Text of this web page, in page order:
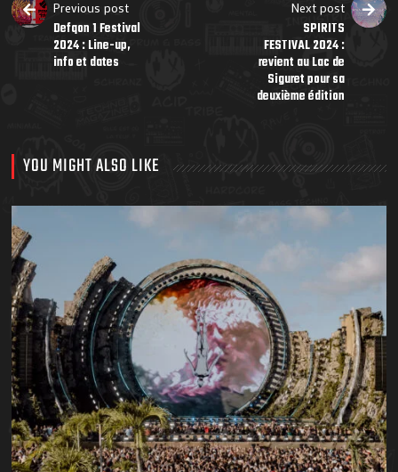
Previous post
Defqon 1 Festival
2024 : Line-up,
info et dates
Next post
SPIRITS
FESTIVAL 2024 :
revient au Lac de
Siguret pour sa
deuxième édition
YOU MIGHT ALSO LIKE